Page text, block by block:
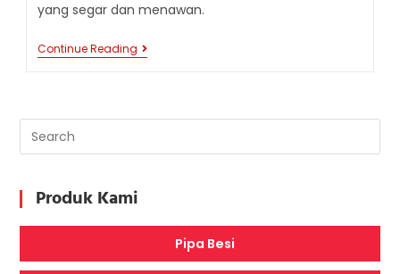
yang segar dan menawan.
Continue Reading SANTORINI
BEACH
DI
TROPIS
Produk Kami
Pipa Besi